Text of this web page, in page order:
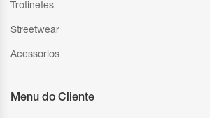
Trotinetes
Streetwear
Acessorios
Menu do Cliente